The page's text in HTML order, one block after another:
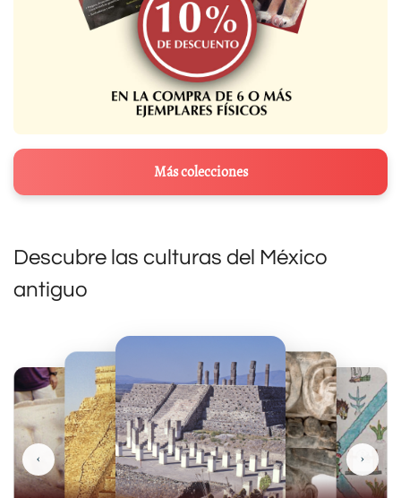
Más colecciones
Descubre las culturas del México
antiguo
‹ ›